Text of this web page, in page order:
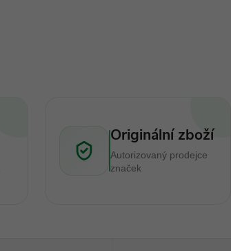
Originální zboží
Autorizovaný prodejce
značek